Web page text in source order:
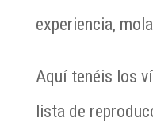
experiencia,
Aquí tenéis los
lista de